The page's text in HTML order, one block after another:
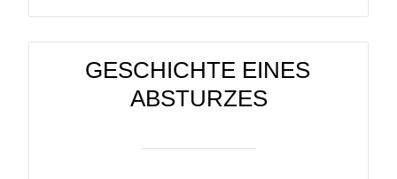
GESCHICHTE EINES
ABSTURZES